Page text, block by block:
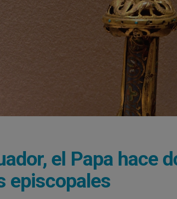
el Papa hace
episcopales